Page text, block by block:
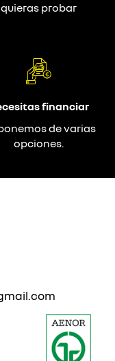
quieras probar
financiar
de varias
opciones.